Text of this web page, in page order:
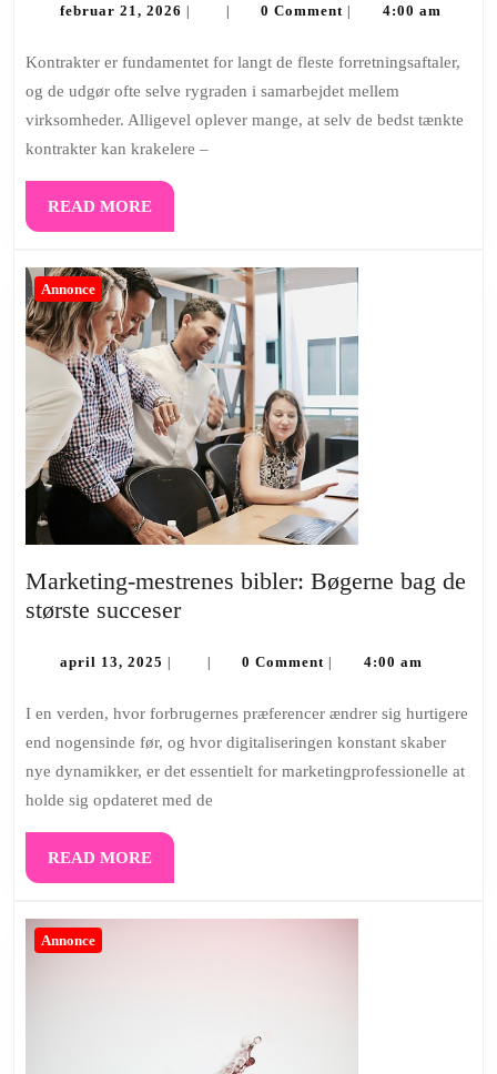
krakelerer:
største
faldgruber
for
februar 21, 2026 februar
0 Comment 4:00 am
Kontrakter er fundamentet for langt de fleste forretningsaftaler,
og de udgør ofte selve rygraden i samarbejdet mellem
virksomheder. Alligevel oplever mange, at selv de bedst tænkte
kontrakter kan krakelere –
READ MOREREAD
MORE
Annonce
Marketing-mestrenes bibler: Bøgerne bag de
største succeserMarketing-
bibler:
bag
de
største
succeser
april 13, 2025 april
0 Comment 4:00 am
I en verden, hvor forbrugernes præferencer ændrer sig hurtigere
end nogensinde før, og hvor digitaliseringen konstant skaber
nye dynamikker, er det essentielt for marketingprofessionelle at
holde sig opdateret med de
READ MOREREAD
MORE
Annonce